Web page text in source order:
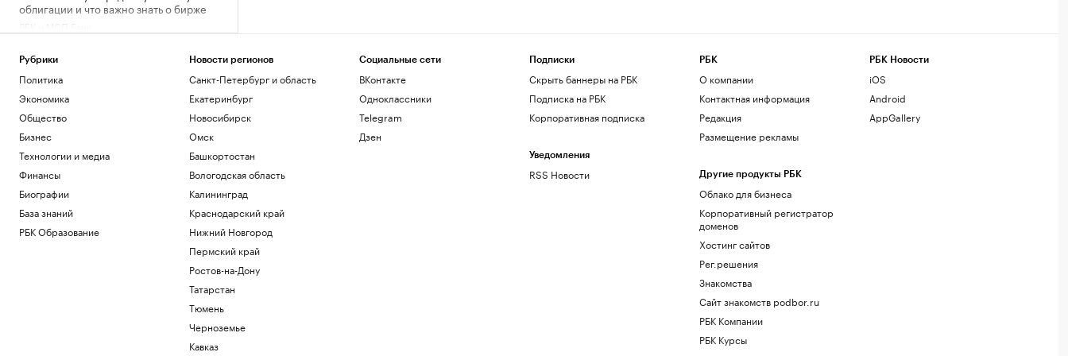
облигации и что важно знать о бирже
причину отключения внешнего
электропитания
Политика
Число пострадавших при атаке БПЛА
на Ильский НПЗ выросло до шести
Политика
возвращение Валиевой и Трусовой на
турниры ISU
Спорт
Жизнь с видом на пруд или реку:
подборка жилья у набережных и
пляжей
Рубрики
Политика
Экономика
Общество
Бизнес
Технологии и медиа
Финансы
Биографии
База знаний
РБК Образование
Новости регионов
Санкт-Петербург и область
Екатеринбург
Новосибирск
Омск
Башкортостан
Вологодская область
Калининград
Краснодарский край
Нижний Новгород
Пермский край
Ростов-на-Дону
Татарстан
Тюмень
Черноземье
Кавказ
Социальные сети
ВКонтакте
Одноклассники
Telegram
Дзен
Подписки
Скрыть баннеры на РБК
Подписка на РБК
Корпоративная подписка
Уведомления
RSS Новости
РБК
О компании
Контактная информация
Редакция
Размещение рекламы
Другие продукты РБК
Облако для бизнеса
Корпоративный регистратор
доменов
Хостинг сайтов
Рег.решения
Знакомства
Сайт знакомств podbor.ru
РБК Компании
РБК Курсы
РБК Новости
iOS
Android
AppGallery